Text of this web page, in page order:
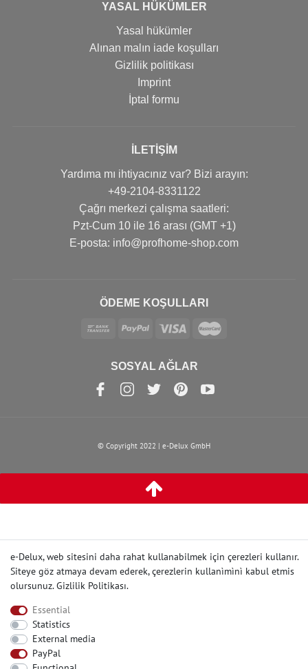
YASAL HÜKÜMLER
Yasal hükümler
Alınan malın iade koşulları
Gizlilik politikası
Imprint
İptal formu
İLETIŞIM
Yardıma mı ihtiyacınız var? Bizi arayın:
+49-2104-8331122
Çağrı merkezi çalışma saatleri:
Pzt-Cum 10 ile 16 arası (GMT +1)
Е-posta: info@profhome-shop.com
ÖDEME KOŞULLARI
SOSYAL AĞLAR
© Copyright 2022 | e-Delux GmbH
e-Delux, web sitesini daha rahat kullanabilmek için çerezleri kullanır.
Siteye göz atmaya devam ederek, çerezlerin kullanìmìnì kabul etmis
olursunuz.Gizlilik Politikası.
Essential
Statistics
External media
PayPal